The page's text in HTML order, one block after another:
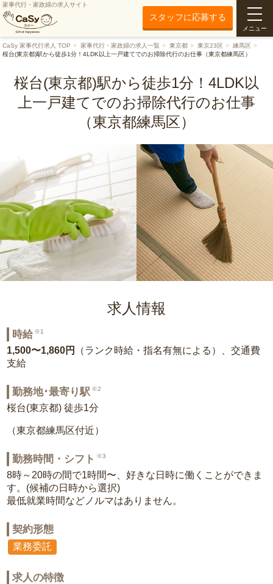
家事代行・家政婦の求人サイト
スタッフに応募する
メニュー
CaSy 家事代行求人 TOP 家事代行・家政婦の求人一覧 東京都 東京23区
練馬区
桜台(東京都)駅から徒歩1分！4LDK以上一戸建てでのお掃除代行のお仕事（東京都練馬区）
桜台(東京都)駅から徒歩1分！4LDK以
上一戸建てでのお掃除代行のお仕事
（東京都練馬区）
求人情報
時給 ※1
1,500〜1,860円
（ランク時給・指名有無による）、交通費
支給
勤務地･最寄り駅 ※2
桜台(東京都) 徒歩1分
（東京都練馬区付近）
勤務時間・シフト ※3
8時～20時の間で1時間〜、好きな日時に働くことができま
す。(候補の日時から選択)
最低就業時間などノルマはありません。
契約形態
業務委託
求人の特徴